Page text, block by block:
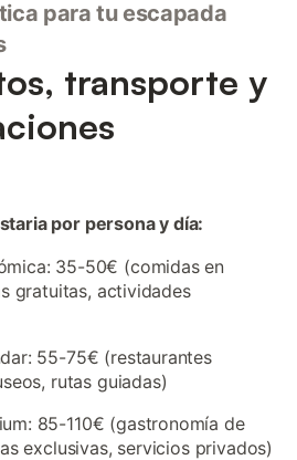
para tu escapada
transporte y
por persona y día:
35-50€ (comidas en
gratuitas, actividades
55-75€ (restaurantes
rutas guiadas)
85-110€ (gastronomía de
exclusivas, servicios privados)